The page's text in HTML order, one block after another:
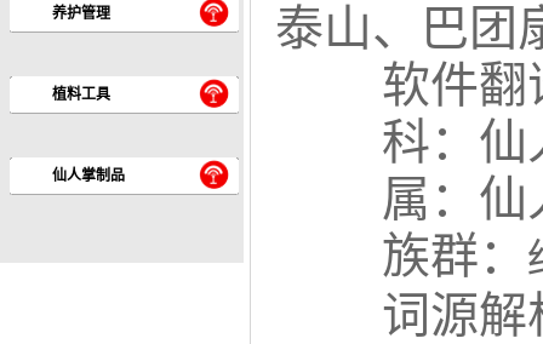
养护管理
植料工具
仙人掌制品
泰山、巴团
软件翻
科：仙
属：仙
族群：
词源解